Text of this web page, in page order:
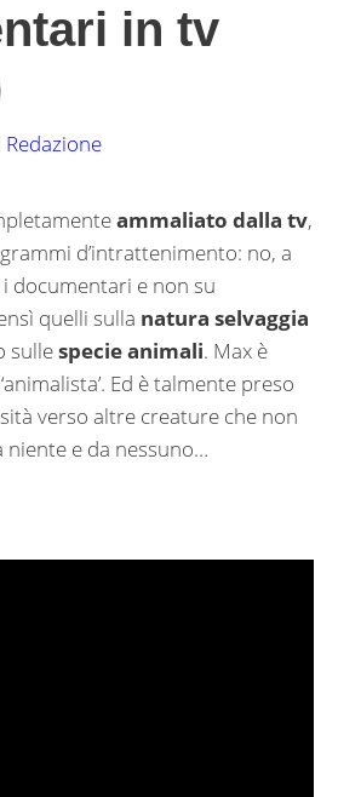
in tv
Redazione
ammaliato dalla tv,
d’intrattenimento: no, a
documentari e non su
quelli sulla natura selvaggia
sullespecie animali. Max è
Ed è talmente preso
verso altre creature che non
niente e da nessuno…